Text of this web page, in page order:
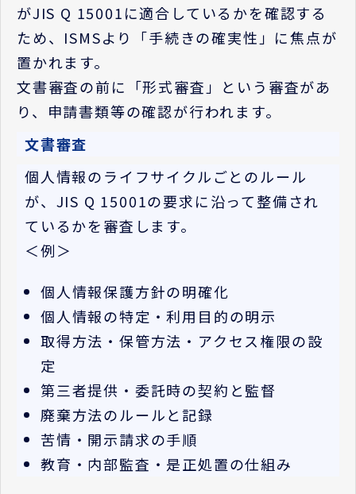
がJIS Q 15001に適合しているかを確認する
ため、 ISMSより「手続きの確実性」に焦点が
置かれます。
文書審査の前に「形式審査」という審査があ
り、申請書類等の確認が行われます。
文書審査
個人情報のライフサイクルごとのルール
が、 JIS Q 15001の要求に沿って整備され
ているかを審査します。
＜例＞
個人情報保護方針の明確化
個人情報の特定・利用目的の明示
取得方法・保管方法・アクセス権限の設
定
第三者提供・委託時の契約と監督
廃棄方法のルールと記録
苦情・開示請求の手順
教育・内部監査・是正処置の仕組み